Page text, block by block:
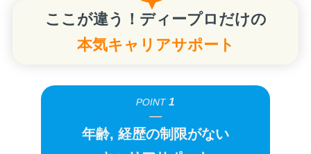
ここが違う！ディープロだけの
本気キャリアサポート
POINT1
年齢, 経歴の制限がない